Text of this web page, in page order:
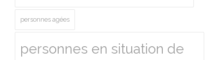
personnes agées
personnes en situation de